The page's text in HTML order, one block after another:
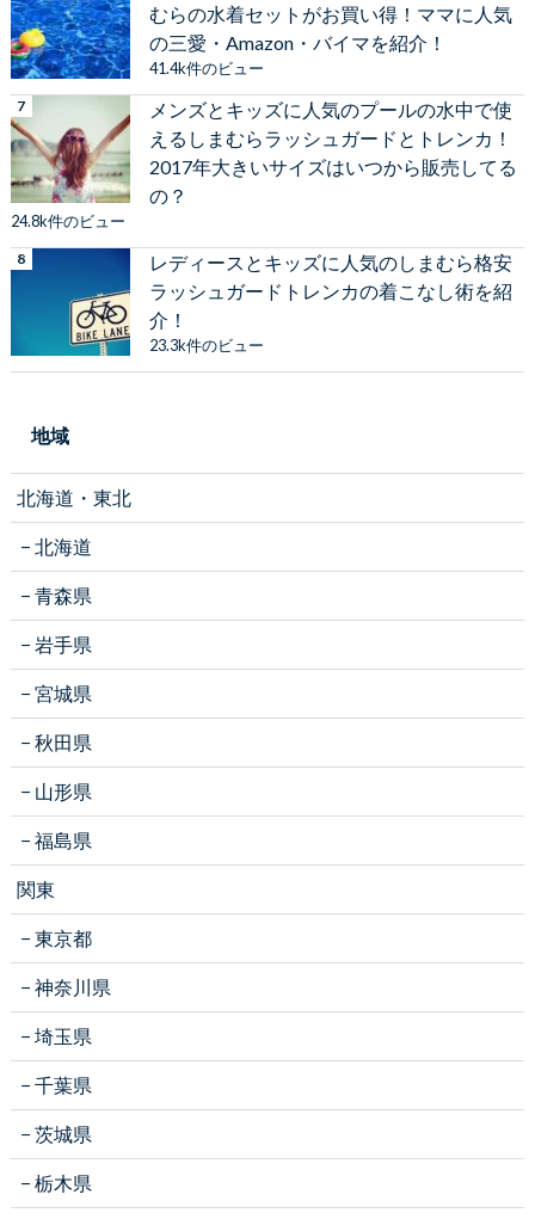
むらの水着セットがお買い得！ママに人気
の三愛・Amazon・バイマを紹介！
41.4k件のビュー
メンズとキッズに人気のプールの水中で使
えるしまむらラッシュガードとトレンカ！
2017年大きいサイズはいつから販売してる
の？
24.8k件のビュー
レディースとキッズに人気のしまむら格安
ラッシュガードトレンカの着こなし術を紹
介！
23.3k件のビュー
地域
北海道・東北
北海道
青森県
岩手県
宮城県
秋田県
山形県
福島県
関東
東京都
神奈川県
埼玉県
千葉県
茨城県
栃木県